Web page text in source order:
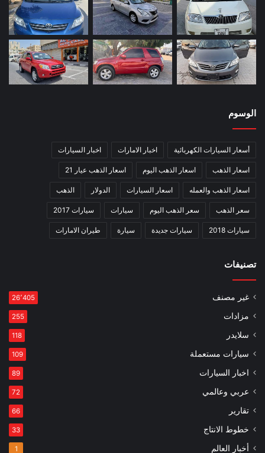
الوسوم
أسعار السيارات الكهربائية اخبار الامارات اخبار السيارات
اسعار الذهب اسعار الذهب اليوم اسعار الذهب عيار 21
اسعار الذهب والعمله اسعار السيارات الدولار الذهب
سعر الذهب سعر الذهب اليوم سيارات سيارات 2017
سيارات 2018 سيارات جديدة سيارة طيران الامارات
تصنيفات
غير مصنف 26٬405
مزادات 255
سلايدر 118
سيارات مستعملة 109
اخبار السيارات 89
عربي وعالمي 72
تقارير 66
خطوط الانتاج 33
أخبار العالم 1